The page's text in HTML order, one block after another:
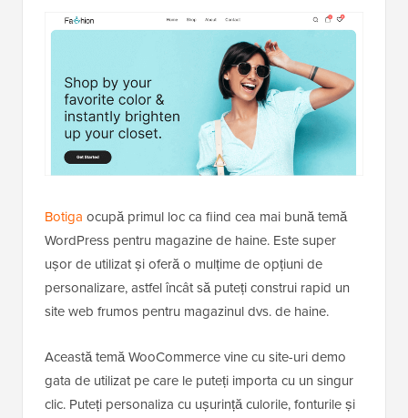
Botiga ocupă primul loc ca fiind cea mai bună temă
WordPress pentru magazine de haine. Este super
ușor de utilizat și oferă o mulțime de opțiuni de
personalizare, astfel încât să puteți construi rapid un
site web frumos pentru magazinul dvs. de haine.
Această temă WooCommerce vine cu site-uri demo
gata de utilizat pe care le puteți importa cu un singur
clic. Puteți personaliza cu ușurință culorile, fonturile și